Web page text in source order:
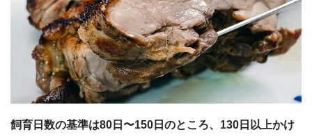
飼育日数の基準は80日〜150日のところ、130日以上かけ